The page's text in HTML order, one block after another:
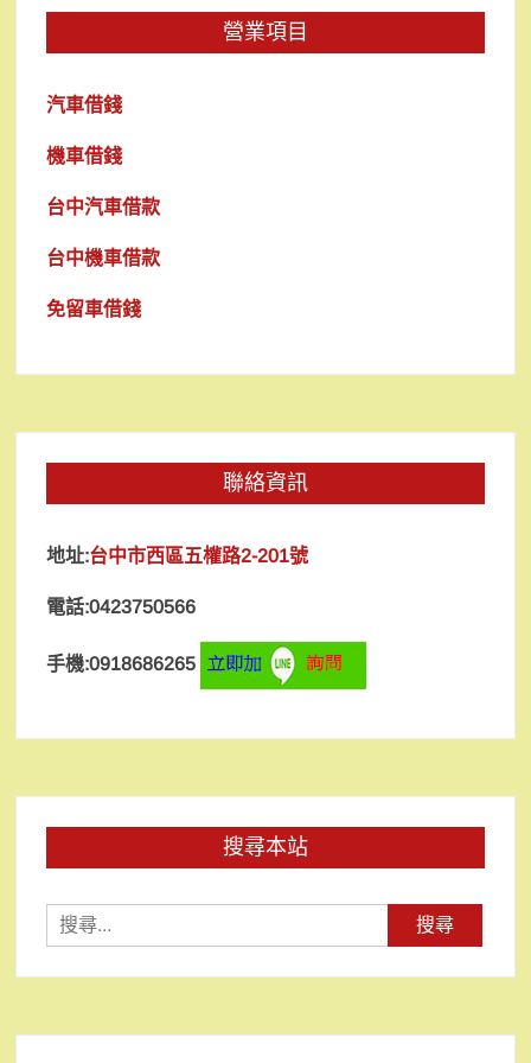
營業項目
汽車借錢
機車借錢
台中汽車借款
台中機車借款
免留車借錢
聯絡資訊
地址:台中市西區五權路2-201號
電話:0423750566
手機:0918686265
搜尋本站
尋
關